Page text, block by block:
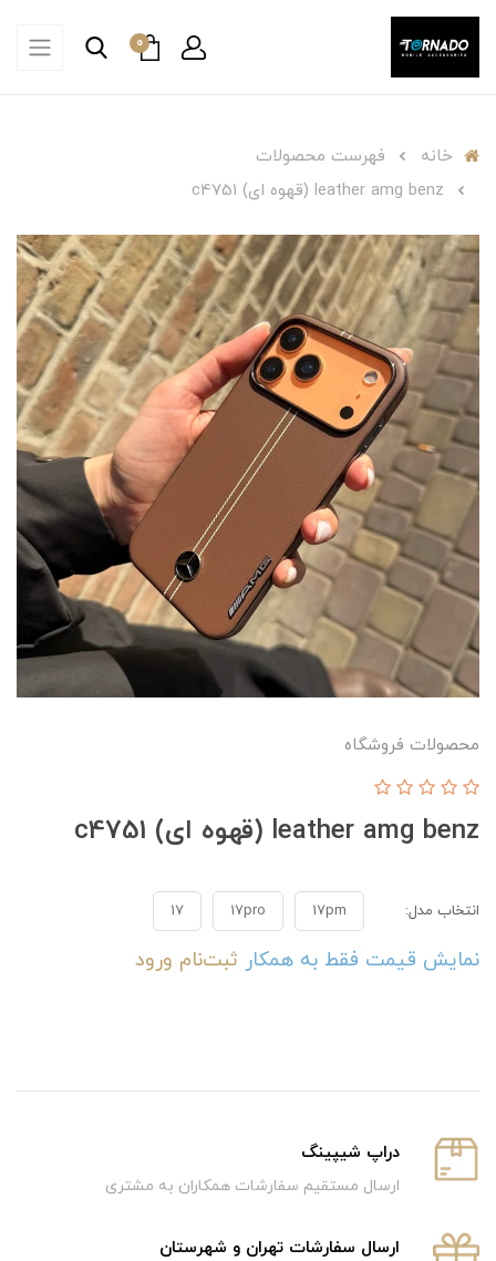
0
خانه
فهرست محصولات
leather amg benz (قهوه ای) c4751
محصولات فروشگاه
leather amg benz (قهوه ای) c4751
انتخاب مدل: 17pm
17pro
17
نمایش قیمت فقط به همکار ثبت‌نام ورود
دراپ شیپینگ
ارسال مستقیم سفارشات همکاران به مشتری
ارسال سفارشات تهران و شهرستان